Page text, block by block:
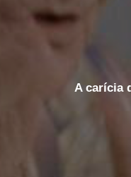
A carícia